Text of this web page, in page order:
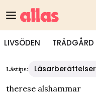
LIVSÖDEN TRÄDGÅRD
Lästips: Läsarberättelser
therese alshammar